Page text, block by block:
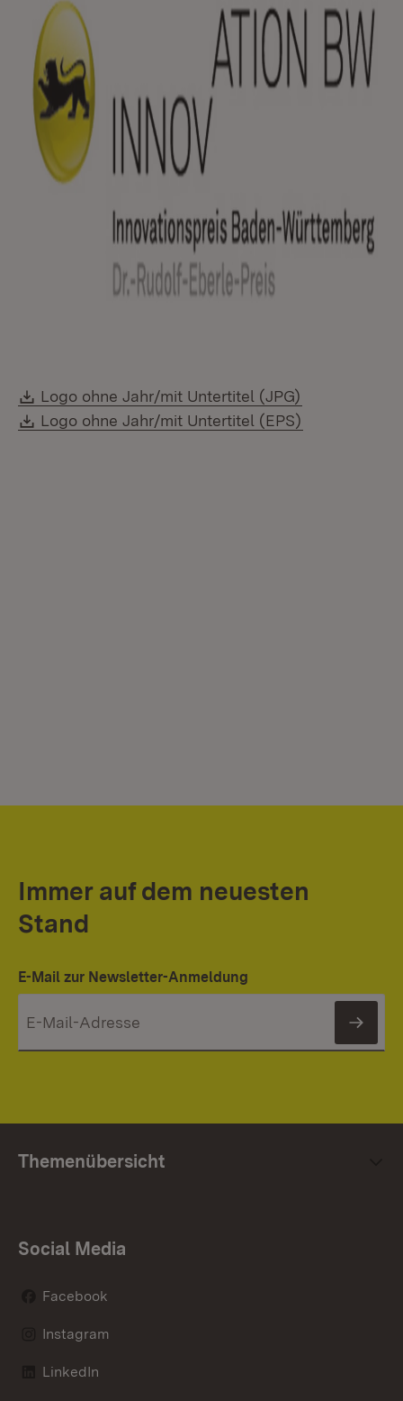
Download:
Logo ohne Jahr/mit Untertitel (JPG)
Download:
Logo ohne Jahr/mit Untertitel (EPS)
Immer auf dem neuesten
Stand
E-Mail zur Newsletter-Anmeldung
Themenübersicht
Social Media
Facebook
Instagram
LinkedIn